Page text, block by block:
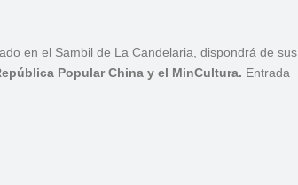
en el Sambil de La Candelaria, dispondrá de sus
Popular China y el MinCultura. Entrada